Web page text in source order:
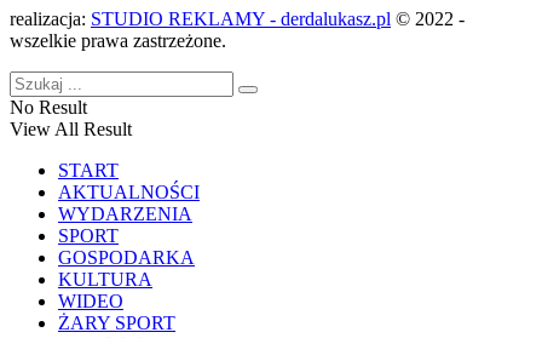
realizacja: STUDIO REKLAMY - derdalukasz.pl © 2022 -
wszelkie prawa zastrzeżone.
No Result
View All Result
START
AKTUALNOŚCI
WYDARZENIA
SPORT
GOSPODARKA
KULTURA
WIDEO
ŻARY SPORT